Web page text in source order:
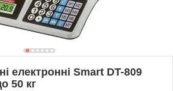
електронні Smart DT-809
50 кг